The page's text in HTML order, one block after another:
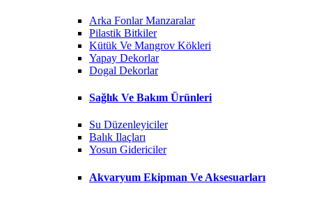
Arka Fonlar Manzaralar
Pilastik Bitkiler
Kütük Ve Mangrov Kökleri
Yapay Dekorlar
Dogal Dekorlar
Sağlık Ve Bakım Ürünleri
Su Düzenleyiciler
Balık Ilaçları
Yosun Gidericiler
Akvaryum Ekipman Ve Aksesuarları